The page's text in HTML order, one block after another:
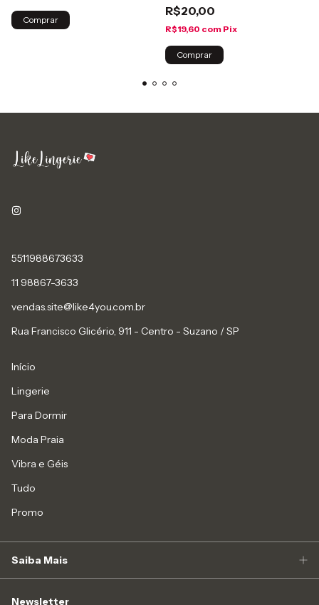
Comprar
R$20,00
R$19,60 com Pix
Comprar
5511988673633
11 98867-3633
vendas.site@like4you.com.br
Rua Francisco Glicério, 911 - Centro - Suzano / SP
Início
Lingerie
Para Dormir
Moda Praia
Vibra e Géis
Tudo
Promo
Saiba Mais
Newsletter